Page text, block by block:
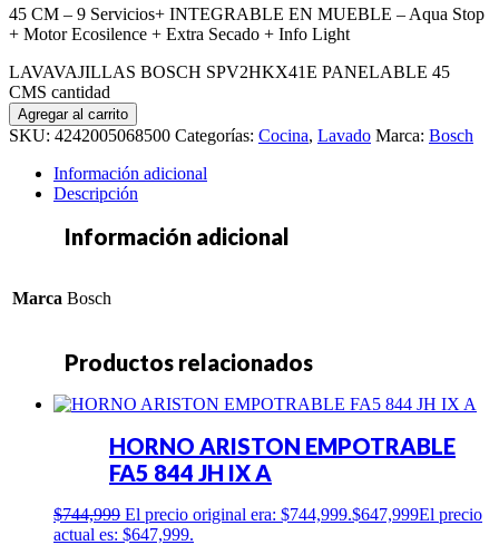
45 CM – 9 Servicios+ INTEGRABLE EN MUEBLE – Aqua Stop
+ Motor Ecosilence + Extra Secado + Info Light
LAVAVAJILLAS BOSCH SPV2HKX41E PANELABLE 45
CMS cantidad
Agregar al carrito
SKU: 4242005068500 Categorías: Cocina, Lavado Marca: Bosch
Información adicional
Descripción
Información adicional
Marca Bosch
Productos relacionados
HORNO ARISTON EMPOTRABLE
FA5 844 JH IX A
$744,999 El precio original era: $744,999.$647,999El precio
actual es: $647,999.